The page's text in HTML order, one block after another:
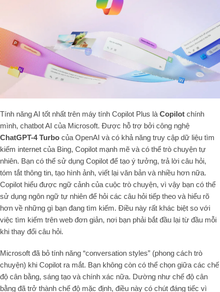
Tính năng AI tốt nhất trên máy tính Copilot Plus là Copilot chính
mình, chatbot AI của Microsoft. Được hỗ trợ bởi công nghệ
ChatGPT-4 Turbo của OpenAI và có khả năng truy cập dữ liệu tìm
kiếm internet của Bing, Copilot mạnh mẽ và có thể trò chuyện tự
nhiên. Bạn có thể sử dụng Copilot để tạo ý tưởng, trả lời câu hỏi,
tóm tắt thông tin, tạo hình ảnh, viết lại văn bản và nhiều hơn nữa.
Copilot hiểu được ngữ cảnh của cuộc trò chuyện, vì vậy bạn có thể
sử dụng ngôn ngữ tự nhiên để hỏi các câu hỏi tiếp theo và hiểu rõ
hơn về những gì bạn đang tìm kiếm. Điều này rất khác biệt so với
việc tìm kiếm trên web đơn giản, nơi bạn phải bắt đầu lại từ đầu mỗi
khi thay đổi câu hỏi.
Microsoft đã bỏ tính năng “conversation styles” (phong cách trò
chuyện) khi Copilot ra mắt. Bạn không còn có thể chọn giữa các chế
độ cân bằng, sáng tạo và chính xác nữa. Dường như chế độ cân
bằng đã trở thành chế độ mặc định, điều này có chút đáng tiếc vì